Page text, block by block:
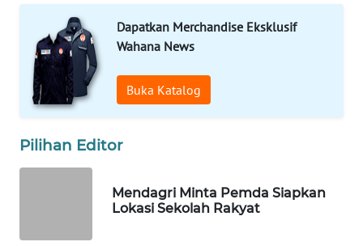
Dapatkan Merchandise Eksklusif
Wahana News
Buka Katalog
Pilihan Editor
Mendagri Minta Pemda Siapkan
Lokasi Sekolah Rakyat
WAHANA
SELEB
WAHANA
PERSONA
WAHANA